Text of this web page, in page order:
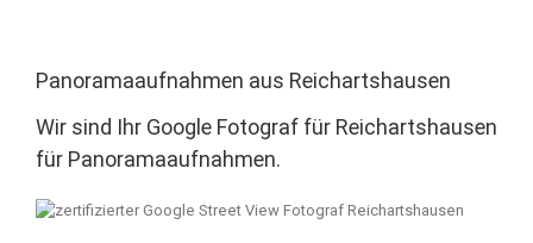
Panoramaaufnahmen aus Reichartshausen
Wir sind Ihr Google Fotograf für Reichartshausen
für Panoramaaufnahmen.